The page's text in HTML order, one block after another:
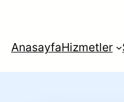
AnasayfaHizmetler